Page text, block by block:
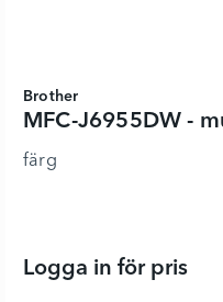
Brother
MFC-J6955DW -
färg
Logga in för pris